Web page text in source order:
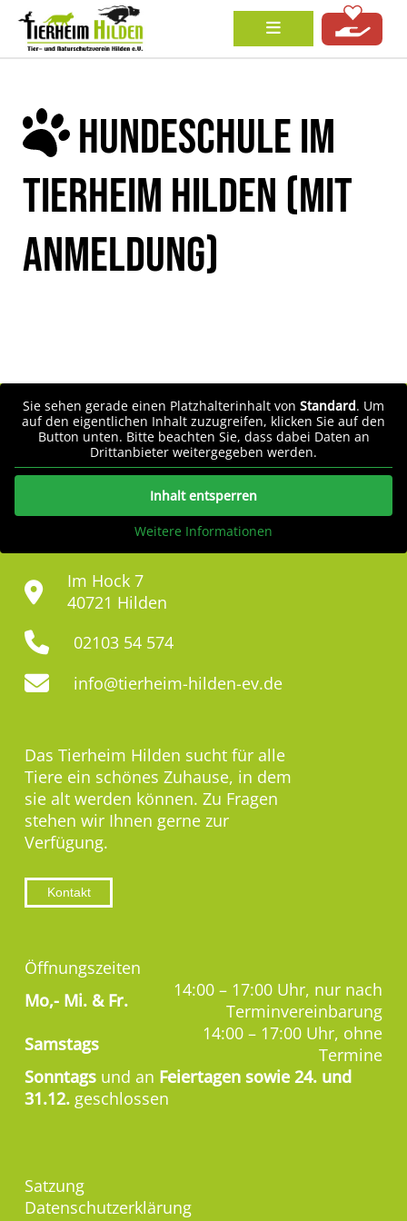
HUNDESCHULE IM
TIERHEIM HILDEN (MIT
ANMELDUNG)
Sie sehen gerade einen Platzhalterinhalt von Standard. Um
auf den eigentlichen Inhalt zuzugreifen, klicken Sie auf den
Button unten. Bitte beachten Sie, dass dabei Daten an
Drittanbieter weitergegeben werden.
Inhalt entsperren
Weitere Informationen
Im Hock 7
40721 Hilden
02103 54 574
info@tierheim-hilden-ev.de
Das Tierheim Hilden sucht für alle
Tiere ein schönes Zuhause, in dem
sie alt werden können. Zu Fragen
stehen wir Ihnen gerne zur
Verfügung.
Kontakt
Öffnungszeiten
Mo,- Mi. & Fr.
14:00 – 17:00 Uhr, nur nach
Terminvereinbarung
Samstags
14:00 – 17:00 Uhr, ohne
Termine
Sonntags und an Feiertagen sowie 24. und
31.12. geschlossen
Satzung
Datenschutzerklärung